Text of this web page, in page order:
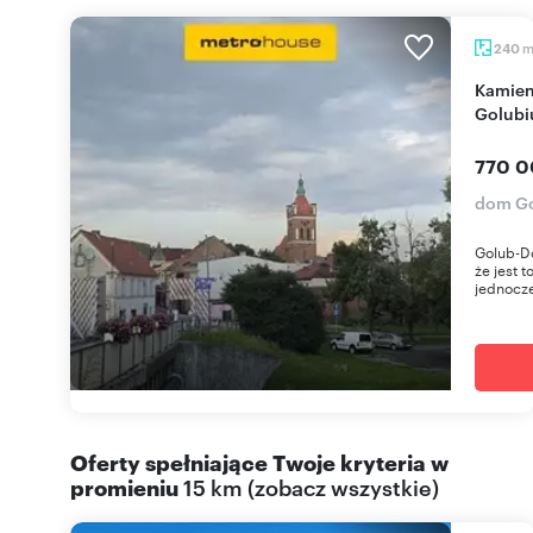
240 m
Kamienica z lokalami i ogrodem nad Drwęcą w
770
dom
Golub-
że jest
Oferty spełniające Twoje kryteria w
promieniu15 km (zobacz wszystkie)